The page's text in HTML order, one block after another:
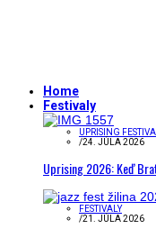
Home
Festivaly
UPRISING FESTIVAL
/24. JÚLA 2026
Uprising 2026: Keď
FESTIVALY
/21. JÚLA 2026